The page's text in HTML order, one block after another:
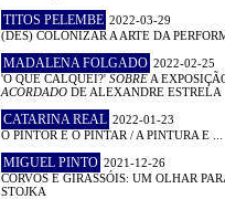
TITOS PELEMBE 2022-03-29
(DES) COLONIZAR A ARTE DA
MADALENA FOLGADO 2022-02-25
'O QUE CALQUEI?' SOBRE A
ACORDADO DE ALEXANDRE ESTRELA
CATARINA REAL 2022-01-23
O PINTOR E O PINTAR / A PINTURA E ...
MIGUEL PINTO 2021-12-26
CORVOS E GIRASSÓIS: UM OLHAR
STOJKA